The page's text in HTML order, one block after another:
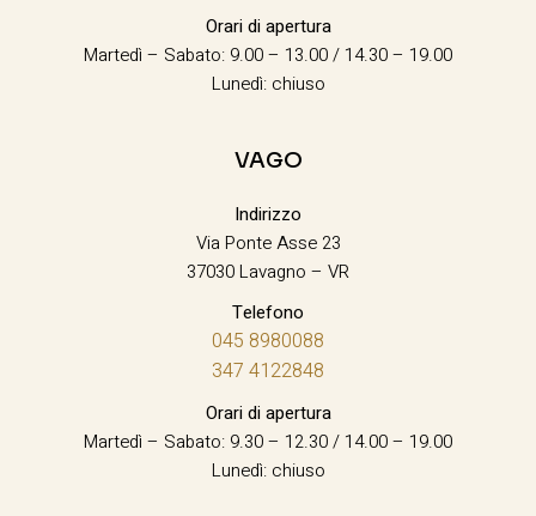
Orari di apertura
Martedì – Sabato: 9.00 – 13.00 / 14.30 – 19.00
Lunedì: chiuso
VAGO
Indirizzo
Via Ponte Asse 23
37030 Lavagno – VR
Telefono
045 8980088
347 4122848
Orari di apertura
Martedì – Sabato: 9.30 – 12.30 / 14.00 – 19.00
Lunedì: chiuso